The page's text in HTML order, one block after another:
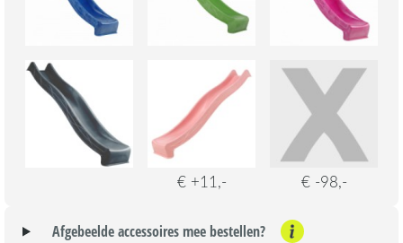
€ +11,- € -98,-
Afgebeelde accessoires mee bestellen?